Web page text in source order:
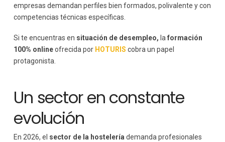
empresas demandan perfiles bien formados, polivalente y con
competencias técnicas específicas.
Si te encuentras en situación de desempleo, la formación
100% onlineofrecida por HOTURIS cobra un papel
protagonista.
Un sector en constante
evolución
En 2026, el sector de la hostelería demanda profesionales